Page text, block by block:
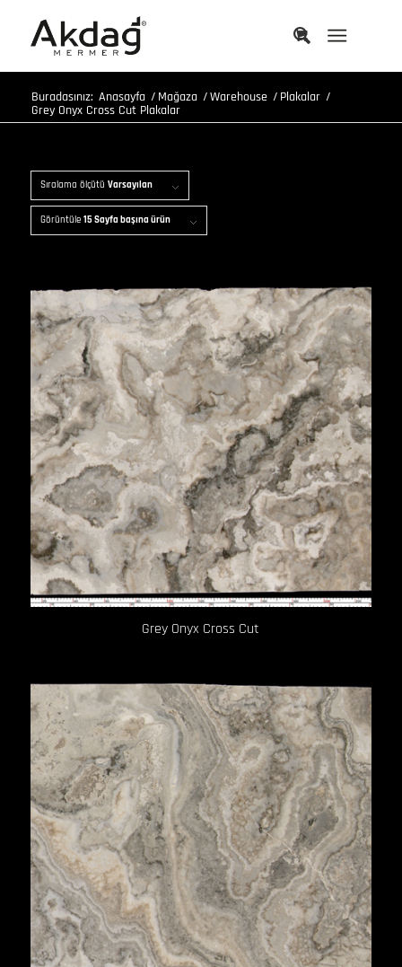
Buradasınız: Anasayfa / Mağaza /Warehouse / Plakalar /
Grey Onyx Cross Cut Plakalar
Sıralama ölçütü Varsayılan
Görüntüle 15 Sayfa başına ürün
Grey Onyx Cross Cut